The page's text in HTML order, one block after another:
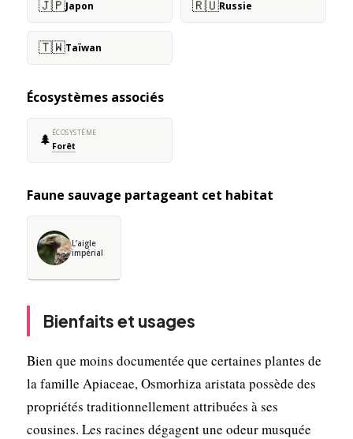
🇯🇵Japon 🇷🇺Russie
🇹🇼Taïwan
Écosystèmes associés
🌲 ÉCOSYSTÈME
Forêt
Faune sauvage partageant cet habitat
L’aigle
impérial
Bienfaits et usages
Bien que moins documentée que certaines plantes de
la famille Apiaceae, Osmorhiza aristata possède des
propriétés traditionnellement attribuées à ses
cousines. Les racines dégagent une odeur musquée